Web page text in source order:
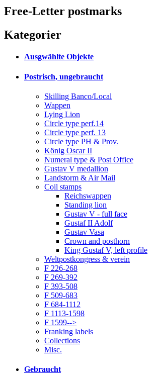
Free-Letter postmarks
Kategorier
Ausgwählte Objekte
Postrisch, ungebraucht
Skilling Banco/Local
Wappen
Lying Lion
Circle type perf.14
Circle type perf. 13
Circle type PH & Prov.
König Oscar II
Numeral type & Post Office
Gustav V medallion
Landstorm & Air Mail
Coil stamps
Reichswappen
Standing lion
Gustav V - full face
Gustaf II Adolf
Gustav Vasa
Crown and posthorn
King Gustaf V, left profile
Weltpostkongress & verein
F 226-268
F 269-392
F 393-508
F 509-683
F 684-1112
F 1113-1598
F 1599-->
Franking labels
Collections
Misc.
Gebraucht